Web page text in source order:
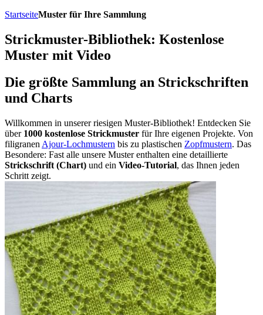
StartseiteMuster für Ihre Sammlung
Strickmuster-Bibliothek: Kostenlose
Muster mit Video
Die größte Sammlung an Strickschriften
und Charts
Willkommen in unserer riesigen Muster-Bibliothek! Entdecken Sie
über 1000 kostenlose Strickmuster für Ihre eigenen Projekte. Von
filigranen Ajour-Lochmustern bis zu plastischen Zopfmustern. Das
Besondere: Fast alle unsere Muster enthalten eine detaillierte
Strickschrift (Chart) und ein Video-Tutorial, das Ihnen jeden
Schritt zeigt.